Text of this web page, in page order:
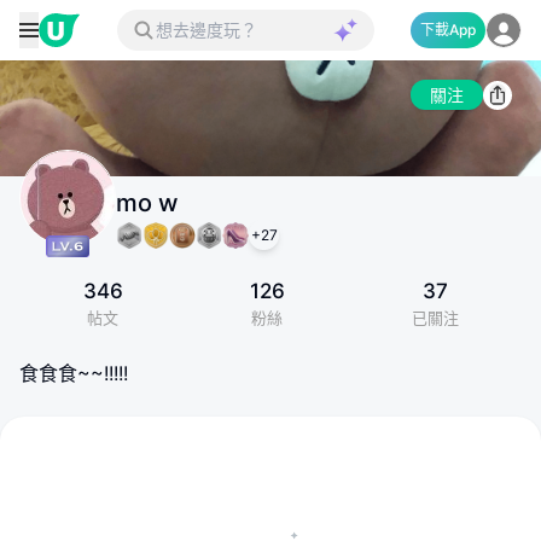
下載App
關注
mo w
+27
346
帖文
126
粉絲
37
已關注
食食食~~!!!!!